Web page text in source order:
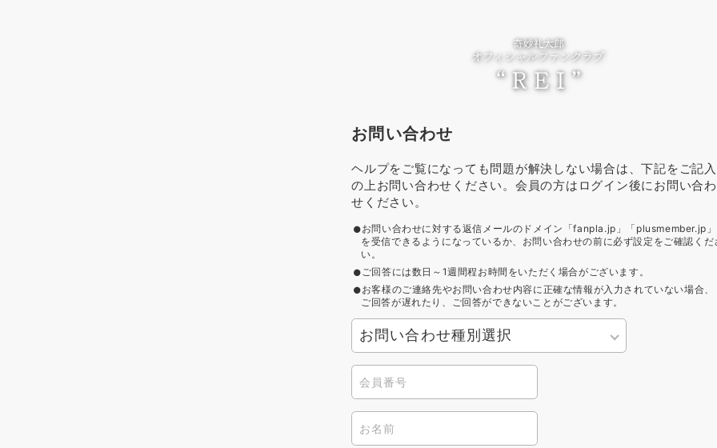
お問い合わせ
ヘルプをご覧になっても問題が解決しない場合は、下記をご記入
の上お問い合わせください。会員の方はログイン後にお問い合わ
せください。
お問い合わせに対する返信メールのドメイン「fanpla.jp」「plusmember.jp」
を受信できるようになっているか、お問い合わせの前に必ず設定をご確認くだ
い。
ご回答には数日～1週間程お時間をいただく場合がございます。
お客様のご連絡先やお問い合わせ内容に正確な情報が入力されていない場合、
ご回答が遅れたり、ご回答ができないことがございます。